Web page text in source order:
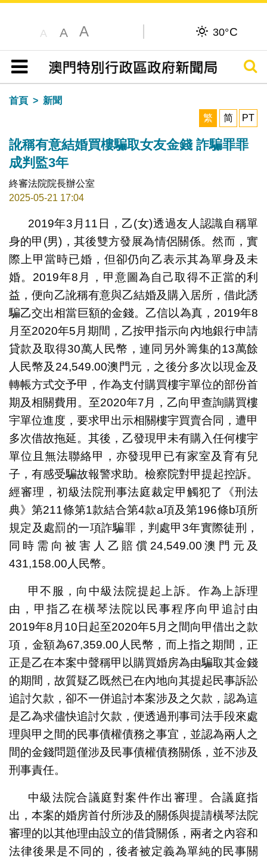
A A A 30°C
目錄
搜尋
首頁
新聞
繁
简 PT
訛稱有意結婚買樓騙取女友金錢 詐騙罪罪
成判監3年
終審法院院長辦公室
2025-05-21 17:04
2019年3月11日，乙(女)透過友人認識自稱單
身的甲(男)，其後雙方發展為情侶關係。然而，實
際上甲當時已婚，但卻仍向乙表示其為單身及未
婚。2019年8月，甲意圖為自己取得不正當的利
益，便向乙訛稱有意與乙結婚及購入居所，借此誘
騙乙交出相當巨額的金錢。乙信以為真，2019年8
月至2020年5月期間，乙按甲指示向內地銀行申請
貸款及取得30萬人民幣，連同另外籌集的13萬餘
人民幣及24,549.00澳門元，之後分多次以現金及
轉帳方式交予甲，作為支付購買樓宇單位的部份首
期及相關費用。至2020年7月，乙向甲查詢購買樓
宇單位進度，要求甲出示相關樓宇買賣合同，遭甲
多次借故拖延。其後，乙發現甲未有購入任何樓宇
單位且無法聯絡甲，亦發現甲已有家室及育有兒
子，有感受騙故報警求助。檢察院對甲提起控訴。
經審理，初級法院刑事法庭裁定甲觸犯了《刑法
典》第211條第1款結合第4款a項及第196條b項所
規定及處罰的一項詐騙罪，判處甲3年實際徒刑，
同時需向被害人乙賠償24,549.00澳門元及
431,158.00人民幣。
甲不服，向中級法院提起上訴。作為上訴理
由，甲指乙在橫琴法院以民事程序向甲追討由
2019年8月10日起至2020年5月之間向甲借出之款
項，金額為67,359.00人民幣，而上指之期間，正
正是乙在本案中聲稱甲以購買婚房為由騙取其金錢
的期間，故質疑乙既然已在內地向其提起民事訴訟
追討欠款，卻不一併追討本案涉及之欠款，認為這
是乙為求儘快追討欠款，便透過刑事司法手段來處
理與甲之間的民事債權債務之事宜，並認為兩人之
間的金錢問題僅涉及民事債權債務關係，並不涉及
刑事責任。
中級法院合議庭對案件作出審理。合議庭指
出，本案的婚房首付所涉及的關係與提請橫琴法院
審理的以其他理由設立的借貸關係，兩者之內容和
法律後果是不同的，後者被定義為單純的民事關